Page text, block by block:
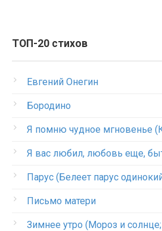
ТОП-20 стихов
Евгений Онегин
Бородино
Я помню чудное мгновенье
Я вас любил, любовь еще,
Парус (Белеет парус
Письмо матери
Зимнее утро (Мороз и